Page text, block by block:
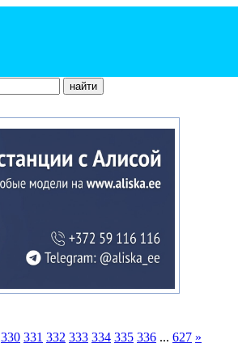
330 331 332 333 334 335 336 ... 627 »